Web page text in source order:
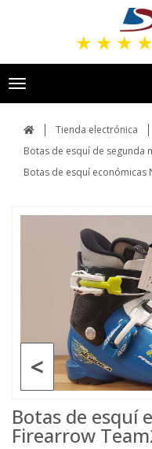
★ ★ ★ ★
Toggle
navigation
Tienda electrónica
Botas de esquí de segunda
Botas de esquí económicas
<
Botas de esquí
Firearrow